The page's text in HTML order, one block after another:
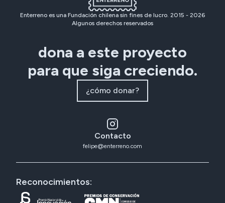
Enterreno es una Fundación chilena sin fines de lucro. 2015 - 2026
Algunos derechos reservados
dona a este proyecto
para que siga creciendo.
¿cómo donar?
Contacto
felipe@enterreno.com
Reconocimientos: